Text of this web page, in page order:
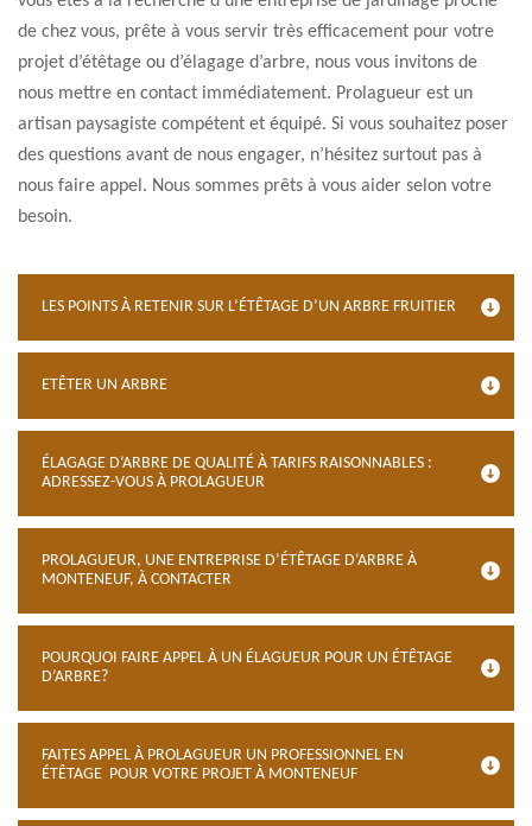
de chez vous, prête à vous servir très efficacement pour votre
projet d’étêtage ou d’élagage d’arbre, nous vous invitons de
nous mettre en contact immédiatement. Prolagueur est un
artisan paysagiste compétent et équipé. Si vous souhaitez poser
des questions avant de nous engager, n’hésitez surtout pas à
nous faire appel. Nous sommes prêts à vous aider selon votre
besoin.
LES POINTS À RETENIR SUR L’ÉTÊTAGE D’UN ARBRE FRUITIER
ETÊTER UN ARBRE
ÉLAGAGE D’ARBRE DE QUALITÉ À TARIFS RAISONNABLES :
ADRESSEZ-VOUS À PROLAGUEUR
PROLAGUEUR, UNE ENTREPRISE D’ÉTÊTAGE D’ARBRE À
MONTENEUF, À CONTACTER
POURQUOI FAIRE APPEL À UN ÉLAGUEUR POUR UN ÉTÊTAGE
D’ARBRE?
FAITES APPEL À PROLAGUEUR UN PROFESSIONNEL EN
ÉTÊTAGE POUR VOTRE PROJET À MONTENEUF